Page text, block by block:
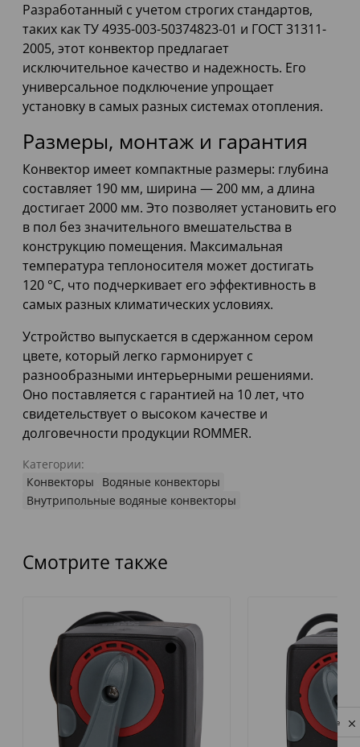
Разработанный с учетом строгих стандартов,
таких как ТУ 4935-003-50374823-01 и ГОСТ 31311-
2005, этот конвектор предлагает
исключительное качество и надежность. Его
универсальное подключение упрощает
установку в самых разных системах отопления.
Размеры, монтаж и гарантия
Конвектор имеет компактные размеры: глубина
составляет 190 мм, ширина — 200 мм, а длина
достигает 2000 мм. Это позволяет установить его
в пол без значительного вмешательства в
конструкцию помещения. Максимальная
температура теплоносителя может достигать
120 °С, что подчеркивает его эффективность в
самых разных климатических условиях.
Устройство выпускается в сдержанном сером
цвете, который легко гармонирует с
разнообразными интерьерными решениями.
Оно поставляется с гарантией на 10 лет, что
свидетельствует о высоком качестве и
долговечности продукции ROMMER.
Категории:
Конвекторы
Водяные конвекторы
Внутрипольные водяные конвекторы
Смотрите также
Privacy notice